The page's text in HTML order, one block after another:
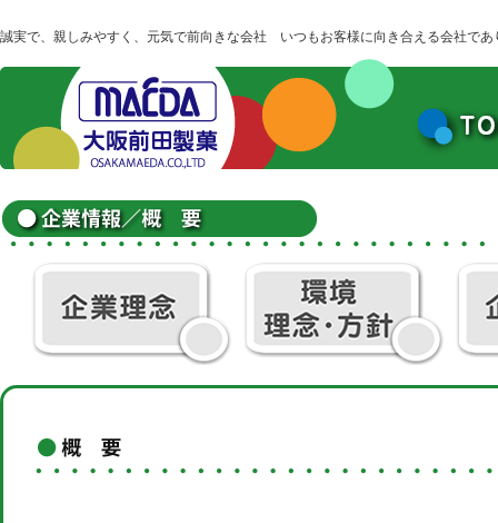
誠実で、親しみやすく、元気で前向きな会社 いつもお客様に向き合える会社であ